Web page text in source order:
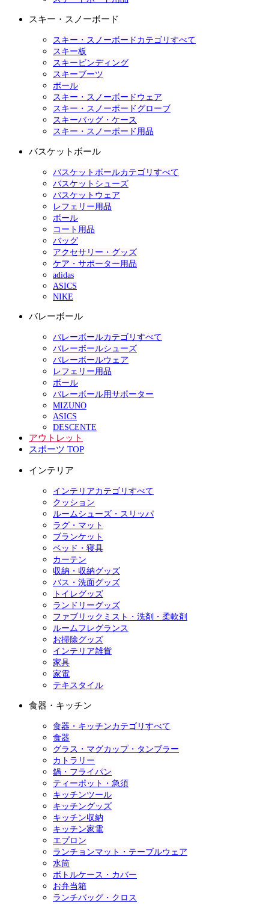
スキー・スノーボード
スキー・スノーボードカテゴリすべて
スキー板
スキービンディング
スキーブーツ
ポール
スキー・スノーボードウェア
スキー・スノーボードグローブ
スキーバッグ・ケース
スキー・スノーボード用品
バスケットボール
バスケットボールカテゴリすべて
バスケットシューズ
バスケットウェア
レフェリー用品
ボール
コート用品
バッグ
アクセサリー・グッズ
ケア・サポーター用品
adidas
ASICS
NIKE
バレーボール
バレーボールカテゴリすべて
バレーボールシューズ
バレーボールウェア
レフェリー用品
ボール
バレーボール用サポーター
MIZUNO
ASICS
DESCENTE
アウトレット
スポーツ TOP
インテリア
インテリアカテゴリすべて
クッション
ルームシューズ・スリッパ
ラグ・マット
ブランケット
ベッド・寝具
カーテン
収納・収納グッズ
バス・洗面グッズ
トイレグッズ
ランドリーグッズ
ファブリックミスト・洗剤・柔軟剤
ルームフレグランス
お掃除グッズ
インテリア雑貨
家具
家電
テキスタイル
食器・キッチン
食器・キッチンカテゴリすべて
食器
グラス・マグカップ・タンブラー
カトラリー
鍋・フライパン
ティーポット・急須
キッチンツール
キッチングッズ
キッチン収納
キッチン家電
エプロン
ランチョンマット・テーブルウェア
水筒
ボトルケース・カバー
お弁当箱
ランチバッグ・クロス